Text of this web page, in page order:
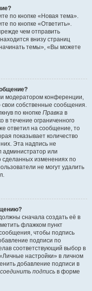
по кнопке «Новая тема».
по кнопке «Ответить».
чем отправить
внизу страниц
темы», «Вы можете
модератором конференции,
свои собственные сообщения.
по кнопке Правка в
в течение ограниченного
ответил на сообщение, то
показывает количество
Эта надпись не
администратор или
сделанных изменениях по
не могут удалить
сначала создать её в
флажком пункт
чтобы подпись
подписи по
соответствующий выбор в
настройки» в личном
добавление подписи в
подпись в форме